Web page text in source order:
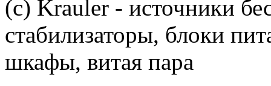
(c) Krauler - источники
стабилизаторы, блоки
шкафы, витая пара